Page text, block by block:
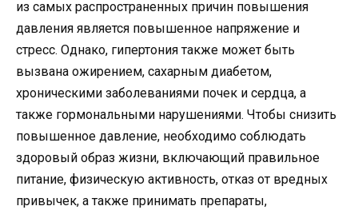
из самых распространенных причин повышения
давления является повышенное напряжение и
стресс. Однако, гипертония также может быть
вызвана ожирением, сахарным диабетом,
хроническими заболеваниями почек и сердца, а
также гормональными нарушениями. Чтобы снизить
повышенное давление, необходимо соблюдать
здоровый образ жизни, включающий правильное
питание, физическую активность, отказ от вредных
привычек, а также принимать препараты,